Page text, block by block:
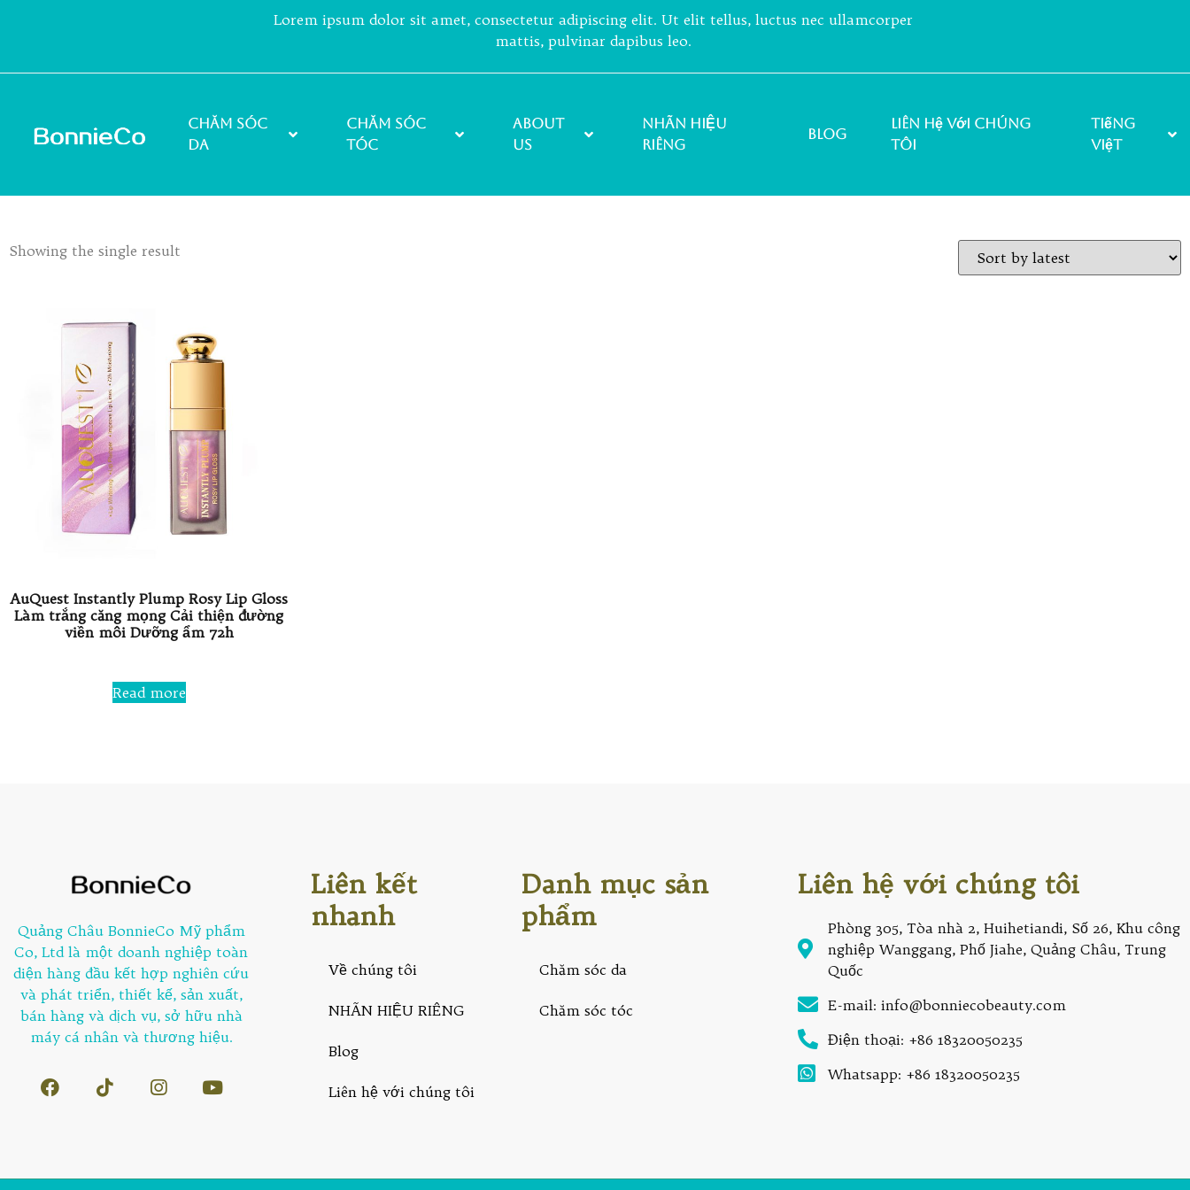
Lorem ipsum dolor sit amet, consectetur adipiscing elit. Ut elit tellus, luctus nec ullamcorper
mattis, pulvinar dapibus leo.
Chăm sóc
da
Chăm sóc
tóc
About
Us
NHÃN HIỆU
RIÊNG
Blog
Liên hệ với chúng
tôi
Tiếng
Việt
Showing the single result
AuQuest Instantly Plump Rosy Lip Gloss
Làm trắng căng mọng Cải thiện đường
viền môi Dưỡng ẩm 72h
0
out
of
Read more
Quảng Châu BonnieCo Mỹ phẩm
Co, Ltd là một doanh nghiệp toàn
diện hàng đầu kết hợp nghiên cứu
và phát triển, thiết kế, sản xuất,
bán hàng và dịch vụ, sở hữu nhà
máy cá nhân và thương hiệu.
Liên kết
nhanh
Về chúng tôi
NHÃN HIỆU RIÊNG
Blog
Liên hệ với chúng tôi
Danh mục sản
phẩm
Chăm sóc da
Chăm sóc tóc
Liên hệ với chúng tôi
Phòng 305, Tòa nhà 2, Huihetiandi, Số 26, Khu công
nghiệp Wanggang, Phố Jiahe, Quảng Châu, Trung
Quốc
E-mail: info@bonniecobeauty.com
Điện thoại: +86 18320050235
Whatsapp: +86 18320050235